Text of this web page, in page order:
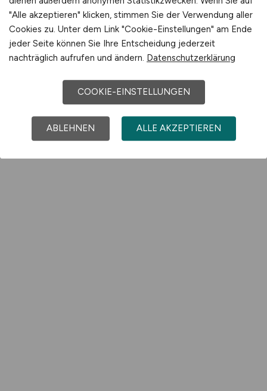
"Alle akzeptieren" klicken, stimmen Sie der Verwendung aller
Cookies zu. Unter dem Link "Cookie-Einstellungen" am Ende
jeder Seite können Sie Ihre Entscheidung jederzeit
nachträglich aufrufen und ändern. Datenschutzerklärung
COOKIE-EINSTELLUNGEN
ABLEHNEN ALLE AKZEPTIEREN